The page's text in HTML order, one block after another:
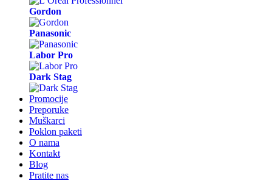
Gordon
Panasonic
Labor Pro
Dark Stag
Promocije
Preporuke
Muškarci
Poklon paketi
O nama
Kontakt
Blog
Pratite nas